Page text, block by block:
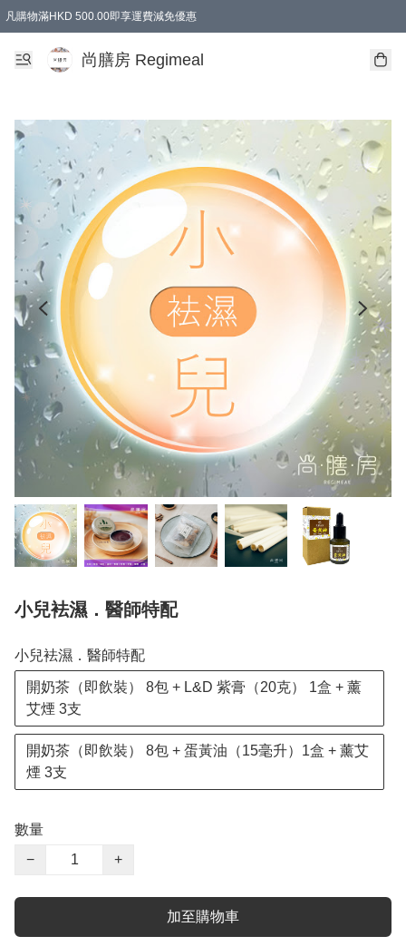
凡購物滿HKD 500.00即享運費減免優惠
尚膳房 Regimeal
小兒袪濕．醫師特配
小兒袪濕．醫師特配
開奶茶（即飲裝） 8包 + L&D 紫膏（20克） 1盒 + 薰
艾煙 3支
開奶茶（即飲裝） 8包 + 蛋黃油（15毫升）1盒 + 薰艾
煙 3支
數量
−
+
加至購物車